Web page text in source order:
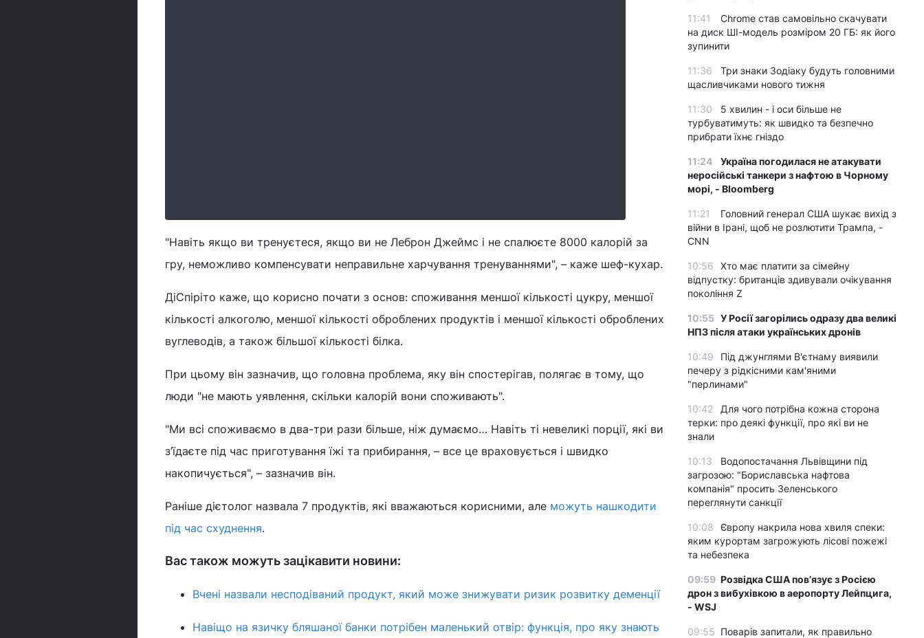
"Навіть якщо ви тренуєтеся, якщо ви не Леброн Джеймс і не спалюєте 8000 калорій за
гру, неможливо компенсувати неправильне харчування тренуваннями", – каже шеф-кухар.
ДіСпіріто каже, що корисно почати з основ: споживання меншої кількості цукру, меншої
кількості алкоголю, меншої кількості оброблених продуктів і меншої кількості оброблених
вуглеводів, а також більшої кількості білка.
При цьому він зазначив, що головна проблема, яку він спостерігав, полягає в тому, що
люди "не мають уявлення, скільки калорій вони споживають".
"Ми всі споживаємо в два-три рази більше, ніж думаємо… Навіть ті невеликі порції, які ви
з’їдаєте під час приготування їжі та прибирання, – все це враховується і швидко
накопичується", – зазначив він.
Раніше дієтолог назвала 7 продуктів, які вважаються корисними, але можуть нашкодити
під час схуднення.
Вас також можуть зацікавити новини:
Вчені назвали несподіваний продукт, який може знижувати ризик розвитку деменції
Навіщо на язичку бляшаної банки потрібен маленький отвір: функція, про яку знають
11:41
Chrome став самовільно скачувати
на диск ШІ-модель розміром 20 ГБ: як його
зупинити
11:36
Три знаки Зодіаку будуть головними
щасливчиками нового тижня
11:30
5 хвилин - і оси більше не
турбуватимуть: як швидко та безпечно
прибрати їхнє гніздо
11:24
Україна погодилася не атакувати
неросійські танкери з нафтою в Чорному
морі, - Bloomberg
11:21
Головний генерал США шукає вихід з
війни в Ірані, щоб не розлютити Трампа, -
CNN
10:56
Хто має платити за сімейну
відпустку: британців здивували очікування
покоління Z
10:55 У Росії загорілись одразу два великі
НПЗ після атаки українських дронів
10:49
Під джунглями В'єтнаму виявили
печеру з рідкісними кам'яними
"перлинами"
10:42
Для чого потрібна кожна сторона
терки: про деякі функції, про які ви не
знали
10:13
Водопостачання Львівщини під
загрозою: "Бориславська нафтова
компанія" просить Зеленського
переглянути санкції
10:08
Європу накрила нова хвиля спеки:
яким курортам загрожують лісові пожежі
та небезпека
09:59 Розвідка США пов’язує з Росією
дрон з вибухівкою в аеропорту Лейпцига,
- WSJ
09:55 Поварів запитали, як правильно